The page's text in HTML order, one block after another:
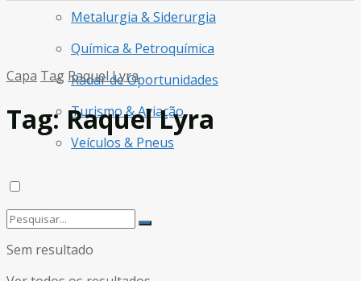
Metalurgia & Siderurgia
Química & Petroquímica
Radar de Oportunidades
Turismo & Aviação
Veículos & Pneus
Sem resultado
Capa Tag Raquel Lyra
Tag:Raquel Lyra